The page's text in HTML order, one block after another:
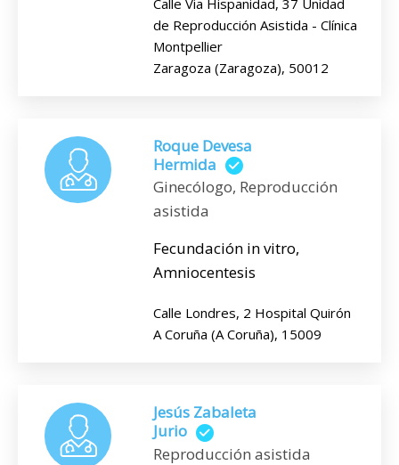
de Reproducción Asistida - Clínica
Montpellier
Zaragoza (Zaragoza), 50012
Roque Devesa
Hermida
Ginecólogo, Reproducción
asistida
Fecundación in vitro,
Amniocentesis
Calle Londres, 2 Hospital Quirón
A Coruña (A Coruña), 15009
Jesús Zabaleta
Jurio
Reproducción asistida